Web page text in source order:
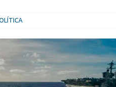
el liderazgo en la misión de Policía Aérea